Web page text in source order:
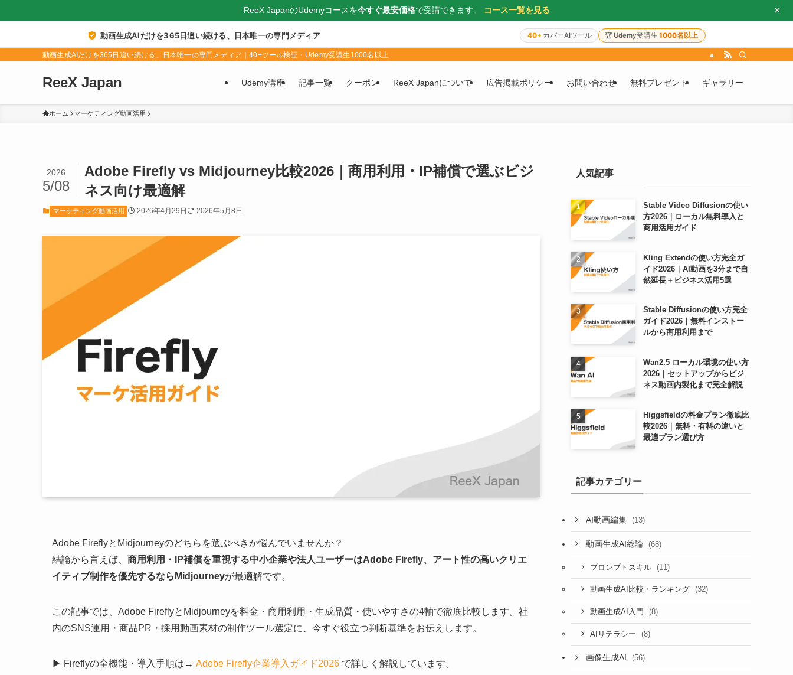
動画生成AIだけを365日追い続ける、日本唯一の専門メディア 40+ カバーAIツール 🏆 Udemy受講生 1000名以上
動画生成AIだけを365日追い続ける、日本唯一の専門メディア｜40+ツール検証・Udemy受講生1000名以上
ReeX Japan Udemy講座 記事一覧 クーポン ReeX Japanについて 広告掲載ポリシー お問い合わせ 無料プレゼント ギャラリー
ホーム マーケティング動画活用
Adobe Firefly vs Midjourney比較2026｜商用利用・IP補償で選ぶビジ
ネス向け最適解
2026
5/08
マーケティング動画活用 2026年4月29日 2026年5月8日
Adobe FireflyとMidjourneyのどちらを選ぶべきか悩んでいませんか？
結論から言えば、 商用利用・IP補償を重視する中小企業や法人ユーザーはAdobe Firefly、アート性の高いクリエ
イティブ制作を優先するならMidjourneyが最適解です。
この記事では、Adobe FireflyとMidjourneyを料金・商用利用・生成品質・使いやすさの4軸で徹底比較します。社
内のSNS運用・商品PR・採用動画素材の制作ツール選定に、今すぐ役立つ判断基準をお伝えします。
▶ Fireflyの全機能・導入手順は→ Adobe Firefly企業導入ガイド2026 で詳しく解説しています。
人気記事
Stable Video Diffusionの使い
方2026｜ローカル無料導入と
商用活用ガイド
Kling Extendの使い方完全ガ
イド2026｜AI動画を3分まで自
然延長＋ビジネス活用5選
Stable Diffusionの使い方完全
ガイド2026｜無料インストー
ルから商用利用まで
Wan2.5 ローカル環境の使い方
2026｜セットアップからビジ
ネス動画内製化まで完全解説
Higgsfieldの料金プラン徹底比
較2026｜無料・有料の違いと
最適プラン選び方
記事カテゴリー
AI動画編集 (13)
動画生成AI総論 (68)
プロンプトスキル (11)
動画生成AI比較・ランキング (32)
動画生成AI入門 (8)
AIリテラシー (8)
画像生成AI (56)
ReeX JapanのUdemyコースを今すぐ最安価格で受講できます。 コース一覧を見る ×